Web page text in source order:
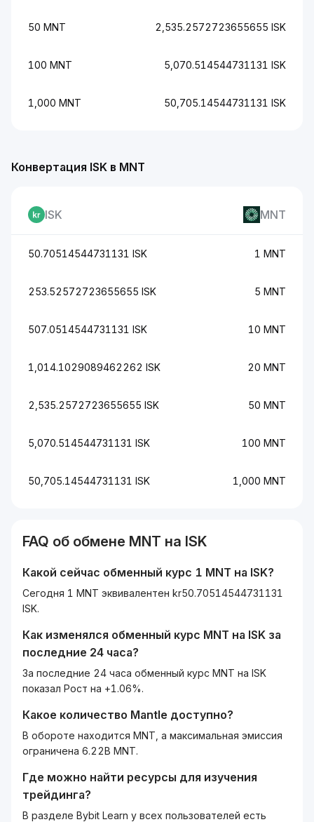
50 MNT 2,535.2572723655655 ISK
100 MNT 5,070.514544731131 ISK
1,000 MNT 50,705.14544731131 ISK
Конвертация ISK в MNT
ISK MNT
50.70514544731131 ISK 1 MNT
253.52572723655655 ISK 5 MNT
507.0514544731131 ISK 10 MNT
1,014.1029089462262 ISK 20 MNT
2,535.2572723655655 ISK 50 MNT
5,070.514544731131 ISK 100 MNT
50,705.14544731131 ISK 1,000 MNT
FAQ об обмене MNT на ISK
Какой сейчас обменный курс 1 MNT на ISK?
Сегодня 1 MNT эквивалентен kr50.70514544731131
ISK.
Как изменялся обменный курс MNT на ISK за
последние 24 часа?
За последние 24 часа обменный курс MNT на ISK
показал Рост на +1.06%.
Какое количество Mantle доступно?
В обороте находится MNT, а максимальная эмиссия
ограничена 6.22B MNT.
Где можно найти ресурсы для изучения
трейдинга?
В разделе Bybit Learn у всех пользователей есть